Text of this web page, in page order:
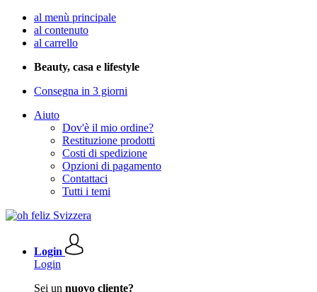
al menù principale
al contenuto
al carrello
Beauty, casa e lifestyle
Consegna in 3 giorni
Aiuto
Dov'è il mio ordine?
Restituzione prodotti
Costi di spedizione
Opzioni di pagamento
Contattaci
Tutti i temi
Login
Login
Sei un nuovo cliente?